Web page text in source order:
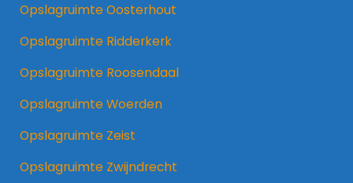
Opslagruimte Oosterhout
Opslagruimte Ridderkerk
Opslagruimte Roosendaal
Opslagruimte Woerden
Opslagruimte Zeist
Opslagruimte Zwijndrecht